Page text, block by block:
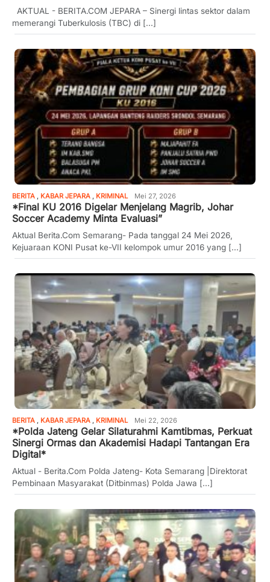
AKTUAL - BERITA.COM JEPARA – Sinergi lintas sektor dalam
memerangi Tuberkulosis (TBC) di [...]
BERITA , KABAR JEPARA , KRIMINAL Mei 27, 2026
*Final KU 2016 Digelar Menjelang Magrib, Johar
Soccer Academy Minta Evaluasi”
Aktual Berita.Com Semarang- Pada tanggal 24 Mei 2026,
Kejuaraan KONI Pusat ke-VII kelompok umur 2016 yang [...]
BERITA , KABAR JEPARA , KRIMINAL Mei 22, 2026
*Polda Jateng Gelar Silaturahmi Kamtibmas, Perkuat
Sinergi Ormas dan Akademisi Hadapi Tantangan Era
Digital*
Aktual - Berita.Com Polda Jateng- Kota Semarang |Direktorat
Pembinaan Masyarakat (Ditbinmas) Polda Jawa [...]